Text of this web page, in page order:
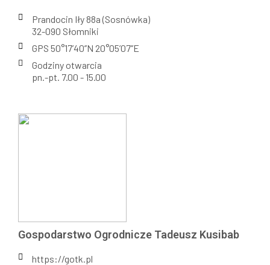
Prandocin Iły 88a (Sosnówka)
32-090 Słomniki
GPS 50°17’40’’N 20°05’07’’E
Godziny otwarcia
pn.-pt. 7.00 - 15.00
Gospodarstwo Ogrodnicze Tadeusz Kusibab
https://gotk.pl